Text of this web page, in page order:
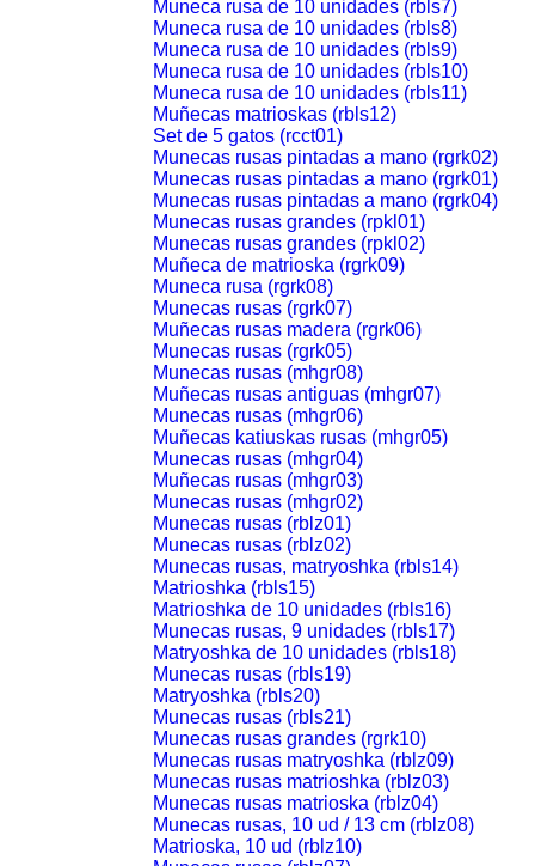
Muneca rusa de 10 unidades (rbls7)
Muneca rusa de 10 unidades (rbls8)
Muneca rusa de 10 unidades (rbls9)
Muneca rusa de 10 unidades (rbls10)
Muneca rusa de 10 unidades (rbls11)
Muñecas matrioskas (rbls12)
Set de 5 gatos (rcct01)
Munecas rusas pintadas a mano (rgrk02)
Munecas rusas pintadas a mano (rgrk01)
Munecas rusas pintadas a mano (rgrk04)
Munecas rusas grandes (rpkl01)
Munecas rusas grandes (rpkl02)
Muñeca de matrioska (rgrk09)
Muneca rusa (rgrk08)
Munecas rusas (rgrk07)
Muñecas rusas madera (rgrk06)
Munecas rusas (rgrk05)
Munecas rusas (mhgr08)
Muñecas rusas antiguas (mhgr07)
Munecas rusas (mhgr06)
Muñecas katiuskas rusas (mhgr05)
Munecas rusas (mhgr04)
Muñecas rusas (mhgr03)
Munecas rusas (mhgr02)
Munecas rusas (rblz01)
Munecas rusas (rblz02)
Munecas rusas, matryoshka (rbls14)
Matrioshka (rbls15)
Matrioshka de 10 unidades (rbls16)
Munecas rusas, 9 unidades (rbls17)
Matryoshka de 10 unidades (rbls18)
Munecas rusas (rbls19)
Matryoshka (rbls20)
Munecas rusas (rbls21)
Munecas rusas grandes (rgrk10)
Munecas rusas matryoshka (rblz09)
Munecas rusas matrioshka (rblz03)
Munecas rusas matrioska (rblz04)
Munecas rusas, 10 ud / 13 cm (rblz08)
Matrioska, 10 ud (rblz10)